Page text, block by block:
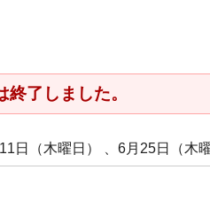
終了しました。
日（木曜日） 、6月25日（木